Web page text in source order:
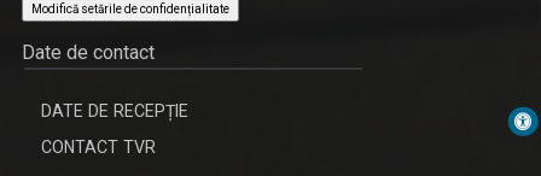
Modifică setările de confidențialitate
Date de contact
DATE DE RECEPȚIE
CONTACT TVR